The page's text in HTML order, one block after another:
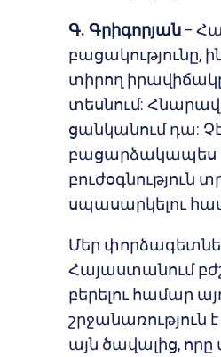
Գ. Գրիգորյան –
բացակությունը,
տիրող
տեսնում:
ցանկանում դա:
բացարձակապես
բուժօգնություն
սպասարկելու
Մեր
Հայաստանում
բերելու համար
շրջանառություն
այն ծավալից,